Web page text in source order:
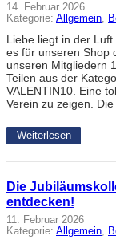
14. Februar 2026
Kategorie: Allgemein,
Liebe liegt in der
es für unseren Shop
unseren Mitgliedern
Teilen aus der
VALENTIN10. Eine
Verein zu zeigen. Die
Weiterlesen
Die
entdecken!
11. Februar 2026
Kategorie: Allgemein